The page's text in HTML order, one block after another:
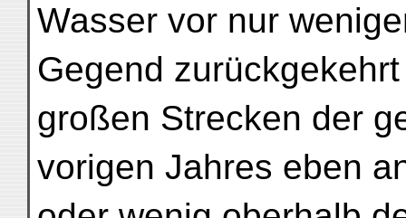
Wasser vor nur
Gegend
großen Strecken der
vorigen Jahres eben